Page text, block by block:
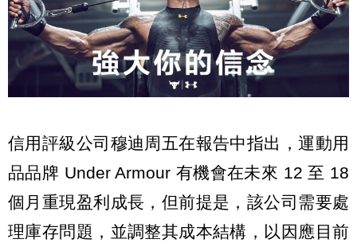
信用評級公司穆迪周五在報告中指出，運動用
品品牌 Under Armour 有機會在未來 12 至 18
個月重現盈利成長，但前提是，該公司需要處
理庫存問題，並調整其成本結構，以因應目前